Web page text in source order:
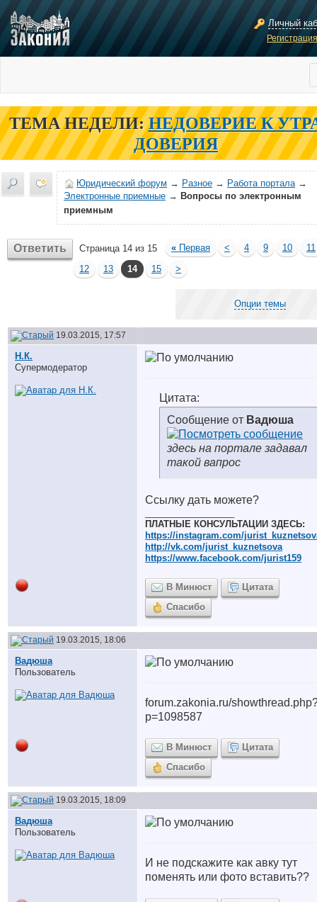
Личный
ТЕМА НЕДЕЛИ: НЕДОВЕРИЕ К
ДОВЕРИЯ
Юридический форум → Разное → Работа портала→
Электронные приемные → Вопросы по электронным
приемным
Ответить Страница 14 из 15 « Первая < 4 9 10
11
12
13 14 15 >
Опции темы
19.03.2015, 17:57
Н.К.
Супермодератор
Цитата:
Сообщение от Вадюша
здесь на портале задавал
такой вапрос
Ссылку дать можете?
ПЛАТНЫЕ КОНСУЛЬТАЦИИ ЗДЕСЬ:
https://instagram.com/
http://vk.com/jurist_kuznetsova
https://www.facebook.com/jurist159
В Минюст
Цитата
Спасибо
19.03.2015, 18:06
Вадюша
Пользователь
forum.zakonia.ru/
p=1098587
В Минюст
Цитата
Спасибо
19.03.2015, 18:09
Вадюша
Пользователь
И не подскажите как авку тут
поменять или фото вставить??